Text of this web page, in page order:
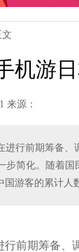
文
机游
来源：
进行前期筹备
步简化。随着
游客的累计人
行前期筹备